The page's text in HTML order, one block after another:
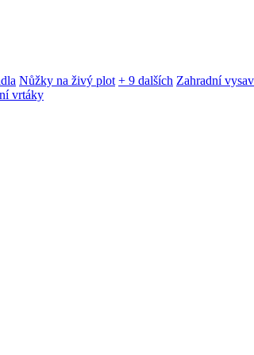
Nůžky na živý plot + 9 dalších Zahradní
vrtáky